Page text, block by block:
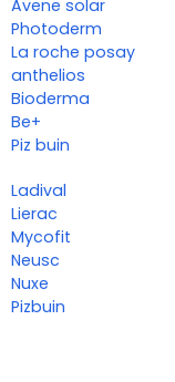
Avene solar
Photoderm
La roche posay
anthelios
Bioderma
Be+
Piz buin
Ladival
Lierac
Mycofit
Neusc
Nuxe
Pizbuin